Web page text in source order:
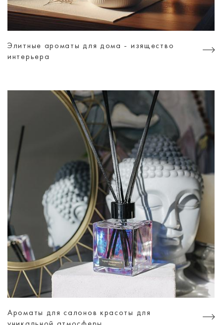
Элитные ароматы для дома - изящество
интерьера
Ароматы для салонов красоты для